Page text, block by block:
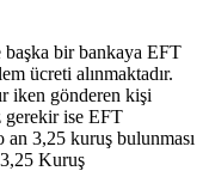
başka bir bankaya EFT
ücreti alınmaktadır.
iken gönderen kişi
gerekir ise EFT
an 3,25 kuruş bulunması
Kuruş